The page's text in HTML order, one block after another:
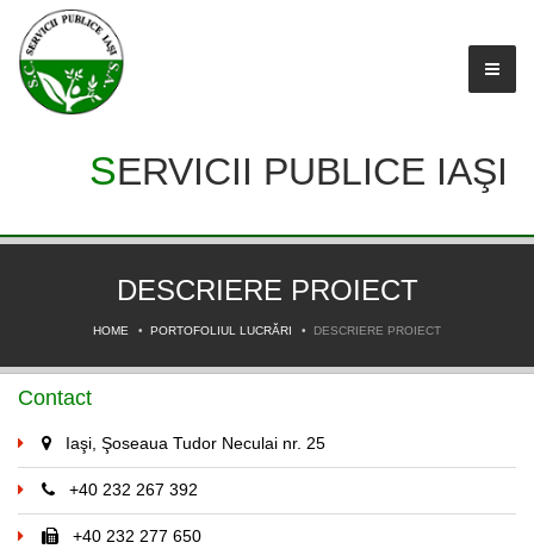
SERVICII PUBLICE IAŞI
DESCRIERE PROIECT
HOME PORTOFOLIUL LUCRĂRI DESCRIERE PROIECT
Contact
Iaşi, Şoseaua Tudor Neculai nr. 25
+40 232 267 392
+40 232 277 650